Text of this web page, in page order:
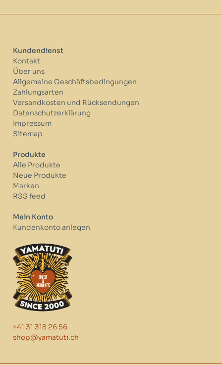
Kundendienst
Kontakt
Über uns
Allgemeine Geschäftsbedingungen
Zahlungsarten
Versandkosten und Rücksendungen
Datenschutzerklärung
Impressum
Sitemap
Produkte
Alle Produkte
Neue Produkte
Marken
RSS feed
Mein Konto
Kundenkonto anlegen
+41 31 318 26 56
shop@yamatuti.ch